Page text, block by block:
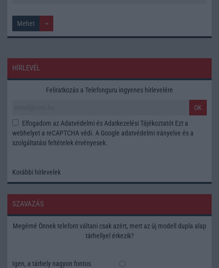
HÍRLEVÉL
Feliratkozás a Telefonguru ingyenes hírlevelére
OK
Elfogadom az Adatvédelmi és Adatkezelési Tájékoztatót Ezt a
webhelyet a reCAPTCHA védi. A Google adatvédelmi irányelve és a
szolgáltatási feltételek érvényesek.
Korábbi hírlevelek
SZAVAZÁS
Megérné Önnek telefont váltani csak azért, mert az új modell dupla alap
tárhellyel érkezik?
Igen, a tárhely nagyon fontos